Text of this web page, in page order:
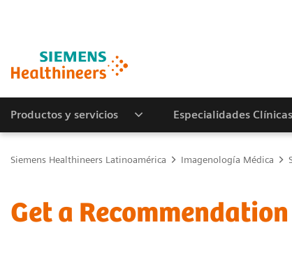
Productos y servicios Especialidades Clínicas
Siemens Healthineers Latinoamérica Imagenología Médica
Get a